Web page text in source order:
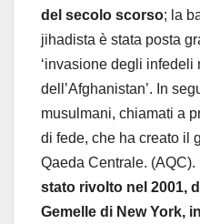
del secolo scorso; la
jihadista è stata posta
‘invasione degli
dell’Afghanistan’. In
musulmani, chiamati a
di fede, che ha creato il
Qaeda Centrale. (AQC).
stato rivolto nel 2001,
Gemelle di New York,